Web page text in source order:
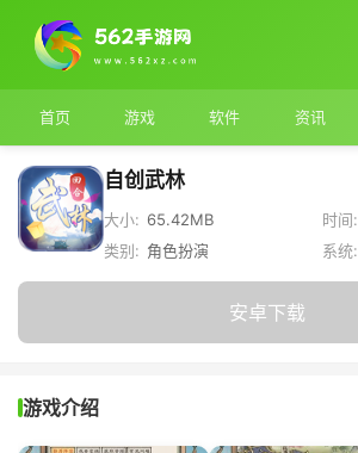
首页 游戏 软件 资讯
自创武林
大小: 65.42MB 时间:
类别: 角色扮演 系统:
安卓下载
游戏介绍